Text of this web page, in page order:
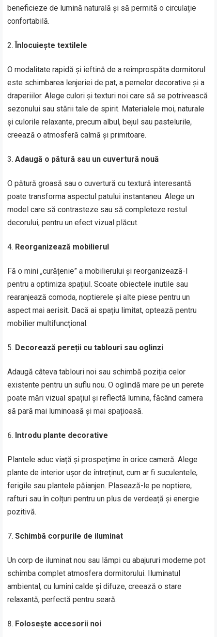
beneficieze de lumină naturală și să permită o circulație
confortabilă.
Înlocuiește textilele
O modalitate rapidă și ieftină de a reîmprospăta dormitorul
este schimbarea lenjeriei de pat, a pernelor decorative și a
draperiilor. Alege culori și texturi noi care să se potrivească
sezonului sau stării tale de spirit. Materialele moi, naturale
și culorile relaxante, precum albul, bejul sau pastelurile,
creează o atmosferă calmă și primitoare.
Adaugă o pătură sau un cuvertură nouă
O pătură groasă sau o cuvertură cu textură interesantă
poate transforma aspectul patului instantaneu. Alege un
model care să contrasteze sau să completeze restul
decorului, pentru un efect vizual plăcut.
Reorganizează mobilierul
Fă o mini „curățenie” a mobilierului și reorganizează-l
pentru a optimiza spațiul. Scoate obiectele inutile sau
rearanjează comoda, noptierele și alte piese pentru un
aspect mai aerisit. Dacă ai spațiu limitat, optează pentru
mobilier multifuncțional.
Decorează pereții cu tablouri sau oglinzi
Adaugă câteva tablouri noi sau schimbă poziția celor
existente pentru un suflu nou. O oglindă mare pe un perete
poate mări vizual spațiul și reflectă lumina, făcând camera
să pară mai luminoasă și mai spațioasă.
Introdu plante decorative
Plantele aduc viață și prospețime în orice cameră. Alege
plante de interior ușor de întreținut, cum ar fi suculentele,
ferigile sau plantele păianjen. Plasează-le pe noptiere,
rafturi sau în colțuri pentru un plus de verdeață și energie
pozitivă.
Schimbă corpurile de iluminat
Un corp de iluminat nou sau lămpi cu abajururi moderne pot
schimba complet atmosfera dormitorului. Iluminatul
ambiental, cu lumini calde și difuze, creează o stare
relaxantă, perfectă pentru seară.
Folosește accesorii noi